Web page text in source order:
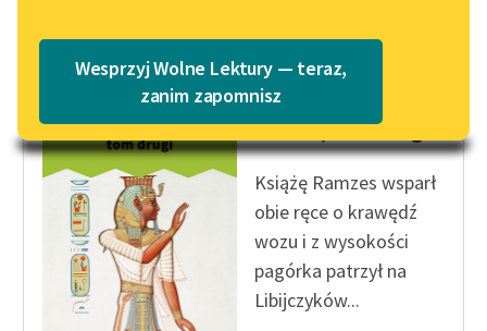
Lektury szkolne i klasyka
literatury do słuchania dla
uczennic i uczniów z
niepełnosprawnościami
E-kolekcja lektur
szkolnych i literatury do
słuchania dla uczennic i
uczniów z
niepełnosprawnościami
Katalog w formacie PDF
Wesprzyj Wolne Lektury — teraz,
zanim zapomniszBolesław Prus
Faraon, tom drugi
Książę Ramzes wsparł
obie ręce o krawędź
wozu i z wysokości
pagórka patrzył na
Libijczyków...